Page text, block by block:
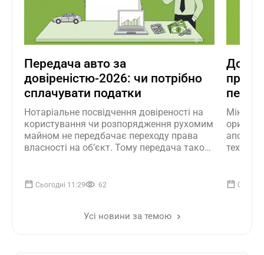
Передача авто за
довіреністю-2026: чи потрібно
сплачувати податки
Нотаріальне посвідчення довіреності на
користування чи розпорядження рухомим
майном не передбачає переходу права
власності на об’єкт. Тому передача такого
Сьогодні 11:29 62
Мін’юст
витягів
Усі новини за темою